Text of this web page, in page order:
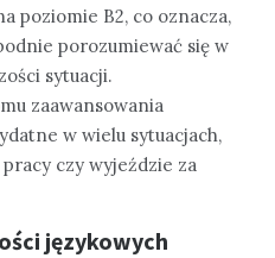
poziomie B2, co oznacza,
porozumiewać się w
sytuacji.
zaawansowania
w wielu sytuacjach,
czy wyjeździe za
językowych